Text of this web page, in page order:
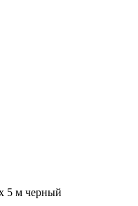
5 м черный